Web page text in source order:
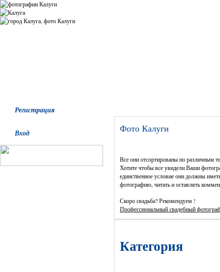
Регистрация
Вход Фото Калуги
Все они отсортированы по различным
Хотите чтобы все увидели Ваши
единственное условие они должны
фотографию, читать и оставлять
Скоро свадьба? Рекомендуем !
Профессиональный свадебный
Категория